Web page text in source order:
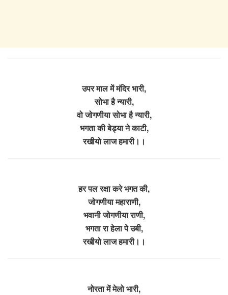
उपर माल में मंदिर भारी,
सोभा है न्यारी,
वो जोगणीया सोभा है न्यारी,
भगता की बेड्या ने काटी,
रखीयो लाज हमारी।।
हर पल रक्षा करे भगत की,
जोगणीया महाराणी,
भवानी जोगणीया राणी,
भगता रा हेला पे उबी,
रखीयो लाज हमारी।।
नोरता में मेलो भारी,